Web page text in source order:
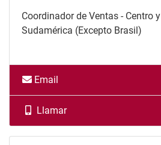
Coordinador de Ventas - Centro y
Sudamérica (Excepto Brasil)
Email
Llamar
Llamar